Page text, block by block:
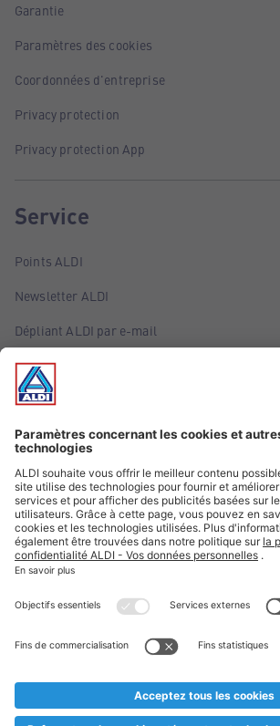
Garantie
Paramètres des cookies
Coordonnées d'entreprise
Privacy protection
Privacy protection App
Service
Points ALDI
Newsletter ALDI
Dépliant ALDI par e-mail
Offres
Infos essentielles
Suivez ALDI Belgique
Textes marqués d'un astérisque et mentions
* Nous vendons ces articles temporairement
au cas où, malgré le planning bien étudié,
prématurément en rupture de stock. Prix
** Sur ce site, l’utilisation de la forme